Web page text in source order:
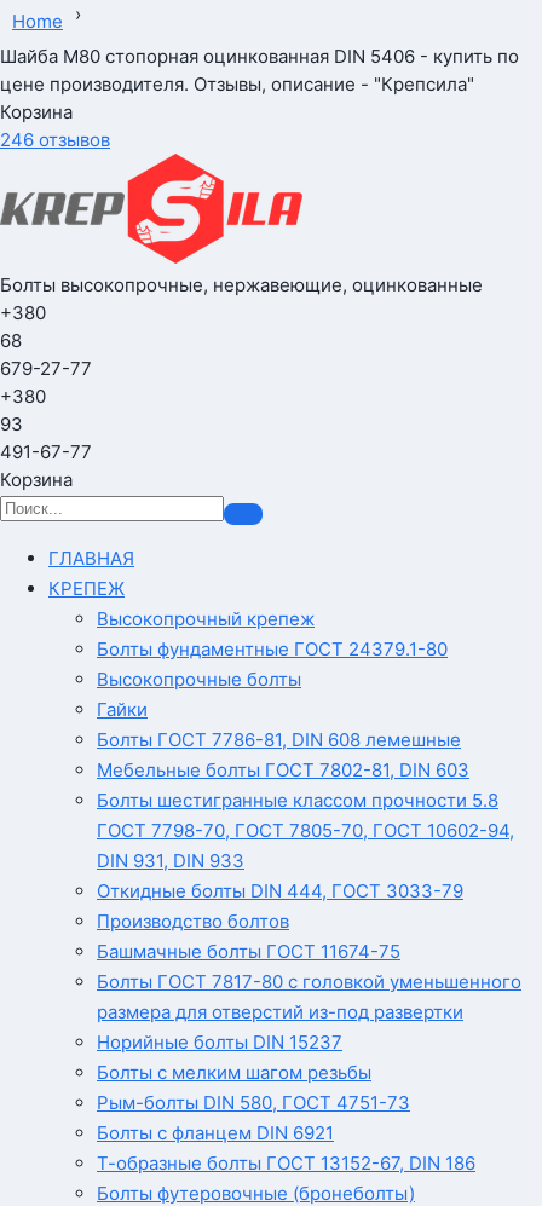
Home
›
Шайба М80 стопорная оцинкованная DIN 5406 - купить по
цене производителя. Отзывы, описание - "Крепсила"
Корзина
246 отзывов
Болты высокопрочные, нержавеющие, оцинкованные
+380
68
679-27-77
+380
93
491-67-77
Корзина
ГЛАВНАЯ
КРЕПЕЖ
Высокопрочный крепеж
Болты фундаментные ГОСТ 24379.1-80
Высокопрочные болты
Гайки
Болты ГОСТ 7786-81, DIN 608 лемешные
Мебельные болты ГОСТ 7802-81, DIN 603
Болты шестигранные классом прочности 5.8
ГОСТ 7798-70, ГОСТ 7805-70, ГОСТ 10602-94,
DIN 931, DIN 933
Откидные болты DIN 444, ГОСТ 3033-79
Производство болтов
Башмачные болты ГОСТ 11674-75
Болты ГОСТ 7817-80 с головкой уменьшенного
размера для отверстий из-под развертки
Норийные болты DIN 15237
Болты с мелким шагом резьбы
Рым-болты DIN 580, ГОСТ 4751-73
Болты с фланцем DIN 6921
Т-образные болты ГОСТ 13152-67, DIN 186
Болты футеровочные (бронеболты)